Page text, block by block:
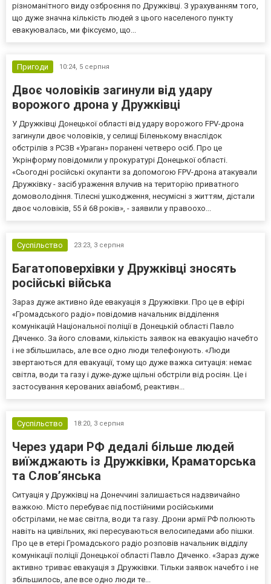
різноманітного виду озброєння по Дружківці. З урахуванням того,
що дуже значна кількість людей з цього населеного пункту
евакуювалась, ми фіксуємо, що...
Пригоди 10:24, 5 серпня
Двоє чоловіків загинули від удару
ворожого дрона у Дружківці
У Дружківці Донецької області від удару ворожого FPV-дрона
загинули двоє чоловіків, у селищі Біленькому внаслідок
обстрілів з РСЗВ «Ураган» поранені четверо осіб. Про це
Укрінформу повідомили у прокуратурі Донецької області.
«Сьогодні російські окупанти за допомогою FPV-дрона атакували
Дружківку - засіб ураження влучив на територію приватного
домоволодіння. Тілесні ушкодження, несумісні з життям, дістали
двоє чоловіків, 55 й 68 років», - заявили у правоохо...
Суспільство 23:23, 3 серпня
Багатоповерхівки у Дружківці зносять
російські війська
Зараз дуже активно йде евакуація з Дружківки. Про це в ефірі
«Громадського радіо» повідомив начальник відділення
комунікацій Національної поліції в Донецькій області Павло
Дяченко. За його словами, кількість заявок на евакуацію начебто
і не збільшилась, але все одно люди телефонують. «Люди
звертаються для евакуації, тому що дуже важка ситуація: немає
світла, води та газу і дуже-дуже щільні обстріли від росіян. Це і
застосування керованих авіабомб, реактивн...
Суспільство 18:20, 3 серпня
Через удари РФ дедалі більше людей
виїжджають із Дружківки, Краматорська
та Слов’янська
Ситуація у Дружківці на Донеччині залишається надзвичайно
важкою. Місто перебуває під постійними російськими
обстрілами, не має світла, води та газу. Дрони армії РФ полюють
навіть на цивільних, які пересуваються велосипедами або пішки.
Про це в етері Громадського радіо розповів начальник відділу
комунікації поліції Донецької області Павло Дяченко. «Зараз дуже
активно триває евакуація з Дружківки. Тільки заявок начебто і не
збільшилось, але все одно люди те...